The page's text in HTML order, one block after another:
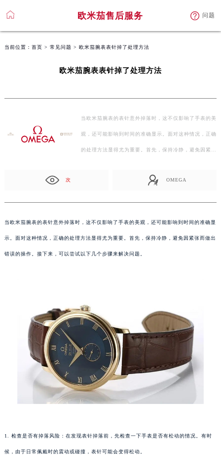
欧米茄售后服务 问题
当前位置： 首页 > 常见问题 > 欧米茄腕表表针掉了处理方法
欧米茄腕表表针掉了处理方法
当欧米茄腕表的表针意外掉落时，这不仅影响了手表的美
观，还可能影响到时间的准确显示。面对这种情况，正确
的处理方法显得尤为重要。首先，保持冷静，避免因紧张
次 OMEGA
当欧米茄腕表的表针意外掉落时，这不仅影响了手表的美观，还可能影响到时间的准确显
示。面对这种情况，正确的处理方法显得尤为重要。首先，保持冷静，避免因紧张而做出
错误的操作。接下来，可以尝试以下几个步骤来解决问题。
1. 检查是否有掉落风险：在发现表针掉落前，先检查一下手表是否有松动的情况。有时
候，由于日常佩戴时的震动或碰撞，表针可能会变得松动。